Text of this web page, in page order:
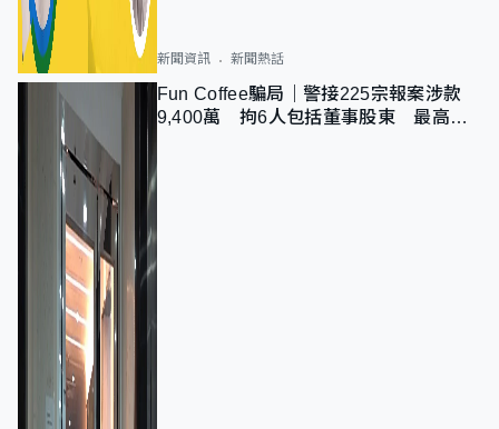
新聞資訊 新聞熱話
Fun Coffee騙局｜警接225宗報案涉款
9,400萬 拘6人包括董事股東 最高金